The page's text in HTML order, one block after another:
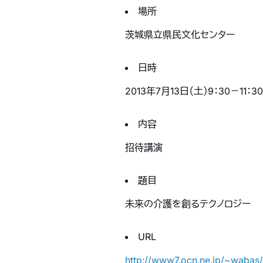
場所
茨城県立県民文化センター
日時
2013年7月13日（土）9：30－11：30
内容
招待講演
題目
未来の介護を創るテクノロジー
URL
http://www7.ocn.ne.jp/